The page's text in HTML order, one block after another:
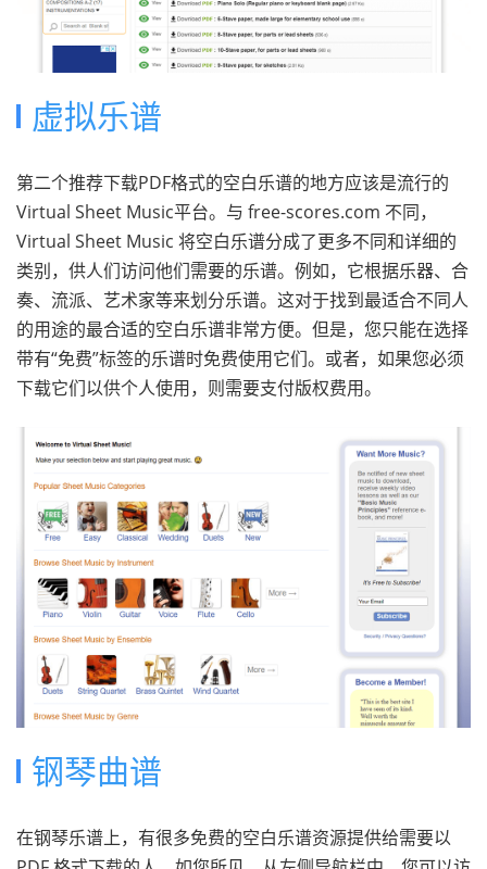
虚拟乐谱
第二个推荐下载PDF格式的空白乐谱的地方应该是流行的
Virtual Sheet Music平台。与 free-scores.com 不同，
Virtual Sheet Music 将空白乐谱分成了更多不同和详细的
类别，供人们访问他们需要的乐谱。例如，它根据乐器、合
奏、流派、艺术家等来划分乐谱。这对于找到最适合不同人
的用途的最合适的空白乐谱非常方便。但是，您只能在选择
带有“免费”标签的乐谱时免费使用它们。或者，如果您必须
下载它们以供个人使用，则需要支付版权费用。
钢琴曲谱
在钢琴乐谱上，有很多免费的空白乐谱资源提供给需要以